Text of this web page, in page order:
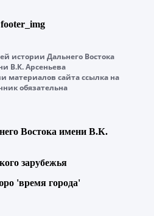
истории Дальнего Востока
В.К. Арсеньева
материалов сайта ссылка на
обязательна